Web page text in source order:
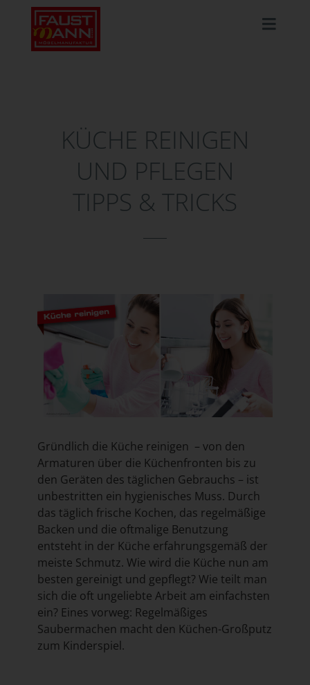
KÜCHE REINIGEN
UND PFLEGEN
TIPPS & TRICKS
Gründlich die Küche reinigen – von den
Armaturen über die Küchenfronten bis zu
den Geräten des täglichen Gebrauchs – ist
unbestritten ein hygienisches Muss. Durch
das täglich frische Kochen, das regelmäßige
Backen und die oftmalige Benutzung
entsteht in der Küche erfahrungsgemäß der
meiste Schmutz. Wie wird die Küche nun am
besten gereinigt und gepflegt? Wie teilt man
sich die oft ungeliebte Arbeit am einfachsten
ein? Eines vorweg: Regelmäßiges
Saubermachen macht den Küchen-Großputz
zum Kinderspiel.